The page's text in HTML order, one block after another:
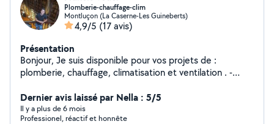
Plomberie-chauffage-clim
Montluçon (La Caserne-Les Guineberts)
4,9/5 (17 avis)
Présentation
Bonjour, Je suis disponible pour vos projets de :
plomberie, chauffage, climatisation et ventilation . -
plomberie) -remplacement chaudiere gaz -climatisation
Pac air/air ou air/eau -dépannage plomberie etc.... À
votre service :)
Dernier avis laissé par Nella : 5/5
Il y a plus de 6 mois
Professionel, réactif et honnête